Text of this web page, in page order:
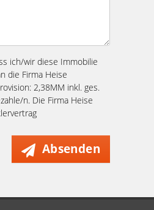
ich/wir diese Immobilie
die Firma Heise
2,38MM inkl. ges.
n. Die Firma Heise
Absenden